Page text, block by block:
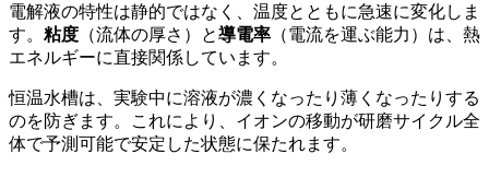
電解液の特性は静的ではなく、温度とともに急速に変化しま
す。 粘度 （流体の厚さ）と導電率 （電流を運ぶ能力）は、熱
エネルギーに直接関係しています。
恒温水槽は、実験中に溶液が濃くなったり薄くなったりする
のを防ぎます。これにより、イオンの移動が研磨サイクル全
体で予測可能で安定した状態に保たれます。